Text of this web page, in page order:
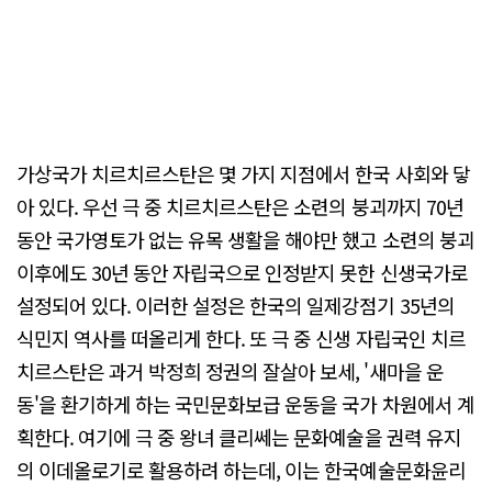
가상국가 치르치르스탄은 몇 가지 지점에서 한국 사회와 닿
아 있다. 우선 극 중 치르치르스탄은 소련의 붕괴까지 70년
동안 국가영토가 없는 유목 생활을 해야만 했고 소련의 붕괴
이후에도 30년 동안 자립국으로 인정받지 못한 신생국가로
설정되어 있다. 이러한 설정은 한국의 일제강점기 35년의
식민지 역사를 떠올리게 한다. 또 극 중 신생 자립국인 치르
치르스탄은 과거 박정희 정권의 잘살아 보세, '새마을 운
동'을 환기하게 하는 국민문화보급 운동을 국가 차원에서 계
획한다. 여기에 극 중 왕녀 클리쎄는 문화예술을 권력 유지
의 이데올로기로 활용하려 하는데, 이는 한국예술문화윤리